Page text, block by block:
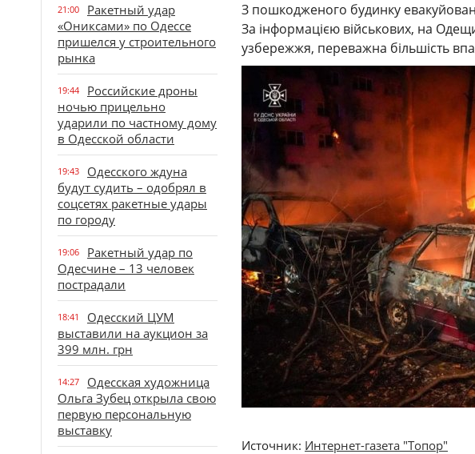
21:00
Ракетный удар
«Ониксами» по Одессе
пришелся у строительного
рынка
19:44
Российские дроны
ночью прицельно
ударили по частному дому
в Одесской области
19:43
Одесского ждуна
будут судить – одобрял в
соцсетях ракетные удары
по городу
19:06
Ракетный удар по
Одесчине – 13 человек
пострадали
18:41
Одесский ЦУМ
выставили на аукцион за
399 млн. грн
14:27
Одесская художница
Ольга Зубец открыла свою
первую персональную
выставку
З пошкодженого будинку
За інформацією військових, на
узбережжя, переважна більшість
Источник: Интернет-газета "Топор"